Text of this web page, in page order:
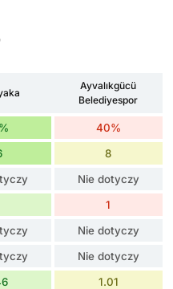
Ayvalıkgücü
Belediyespor
40%
8
Nie dotyczy
1
Nie dotyczy
Nie dotyczy
1.01